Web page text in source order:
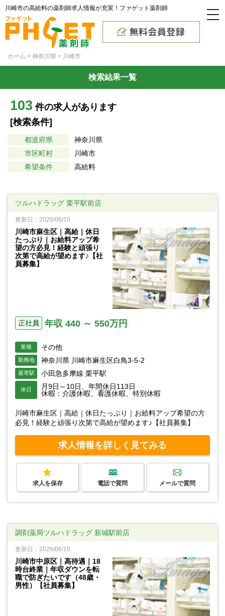
川崎市の高給料の薬剤師求人情報が充実！ファゲット薬剤師
ホーム 神奈川県 川崎市
検索結果一覧
103 件の求人があります
[検索条件]
都道府県
神奈川県
市区町村
川崎市
希望条件
高給料
ツルハドラッグ 栗平駅前店
更新日：2026/06/10
川崎市麻生区｜高給｜休日
たっぷり｜お給料アップ希
望の方必見！経験と頑張り
次第で高給が望めます♪【社
員募集】
正社員 年収 440 ～ 550万円
業種 その他
勤務地 神奈川県 川崎市麻生区白鳥3-5-2
最寄駅 小田急多摩線 栗平駅
休日
月9日～10日、年間休日113日
休暇：介護休暇、看護休暇、特別休暇
川崎市麻生区｜高給｜休日たっぷり｜お給料アップ希望の方
必見！経験と頑張り次第で高給が望めます♪【社員募集】
求人情報を詳しく見てみる
求人を保存 電話で質問 メールで質問
調剤薬局ツルハドラッグ 新城駅前店
更新日：2026/06/10
川崎市中原区｜高待遇｜18
時台終業｜年収ダウンを転
職で防ぎたいです（48歳・
男性）【社員募集】